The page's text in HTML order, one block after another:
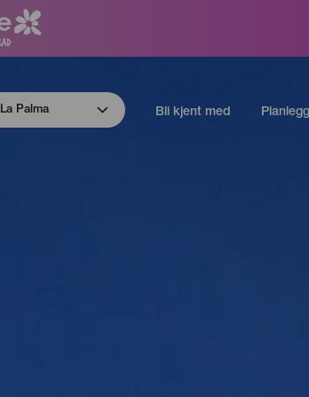
La Palma Bli kjent med Planlegg